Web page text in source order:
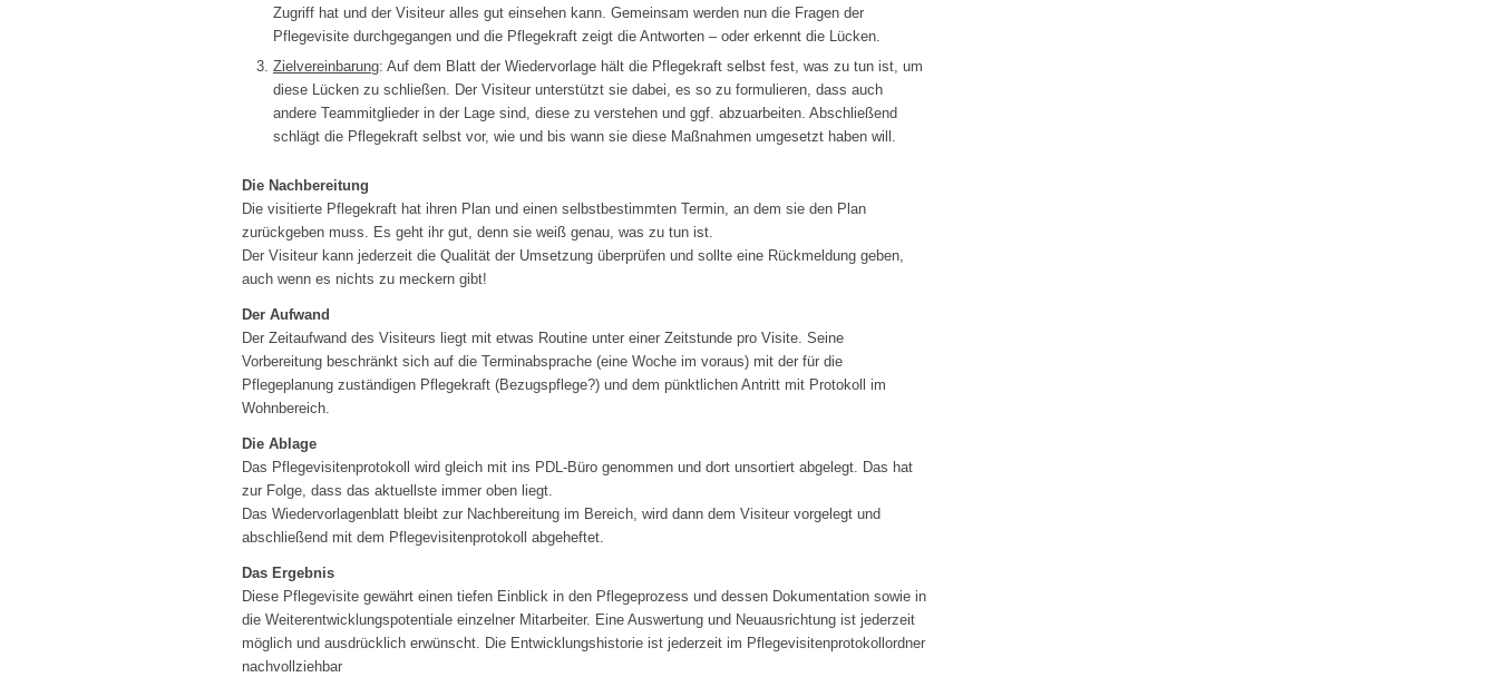
Zugriff hat und der Visiteur alles gut einsehen kann. Gemeinsam werden nun die Fragen der
Pflegevisite durchgegangen und die Pflegekraft zeigt die Antworten – oder erkennt die Lücken.
Zielvereinbarung: Auf dem Blatt der Wiedervorlage hält die Pflegekraft selbst fest, was zu tun ist, um
diese Lücken zu schließen. Der Visiteur unterstützt sie dabei, es so zu formulieren, dass auch
andere Teammitglieder in der Lage sind, diese zu verstehen und ggf. abzuarbeiten. Abschließend
schlägt die Pflegekraft selbst vor, wie und bis wann sie diese Maßnahmen umgesetzt haben will.
Die Nachbereitung
Die visitierte Pflegekraft hat ihren Plan und einen selbstbestimmten Termin, an dem sie den Plan
zurückgeben muss. Es geht ihr gut, denn sie weiß genau, was zu tun ist.
Der Visiteur kann jederzeit die Qualität der Umsetzung überprüfen und sollte eine Rückmeldung geben,
auch wenn es nichts zu meckern gibt!
Der Aufwand
Der Zeitaufwand des Visiteurs liegt mit etwas Routine unter einer Zeitstunde pro Visite. Seine
Vorbereitung beschränkt sich auf die Terminabsprache (eine Woche im voraus) mit der für die
Pflegeplanung zuständigen Pflegekraft (Bezugspflege?) und dem pünktlichen Antritt mit Protokoll im
Wohnbereich.
Die Ablage
Das Pflegevisitenprotokoll wird gleich mit ins PDL-Büro genommen und dort unsortiert abgelegt. Das hat
zur Folge, dass das aktuellste immer oben liegt.
Das Wiedervorlagenblatt bleibt zur Nachbereitung im Bereich, wird dann dem Visiteur vorgelegt und
abschließend mit dem Pflegevisitenprotokoll abgeheftet.
Das Ergebnis
Diese Pflegevisite gewährt einen tiefen Einblick in den Pflegeprozess und dessen Dokumentation sowie in
die Weiterentwicklungspotentiale einzelner Mitarbeiter. Eine Auswertung und Neuausrichtung ist jederzeit
möglich und ausdrücklich erwünscht. Die Entwicklungshistorie ist jederzeit im Pflegevisitenprotokollordner
nachvollziehbar